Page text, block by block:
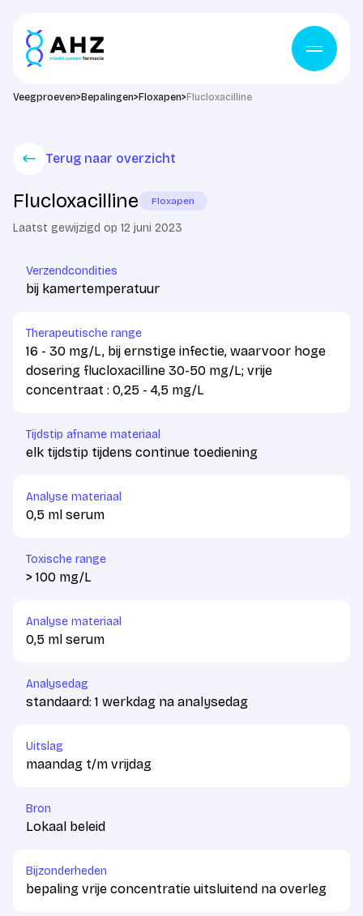
Veegproeven> Bepalingen> Floxapen> Flucloxacilline
Terug naar overzicht
Flucloxacilline Floxapen
Laatst gewijzigd op 12 juni 2023
Verzendcondities
bij kamertemperatuur
Therapeutische range
16 - 30 mg/L, bij ernstige infectie, waarvoor hoge
dosering flucloxacilline 30-50 mg/L; vrije
concentraat : 0,25 - 4,5 mg/L
Tijdstip afname materiaal
elk tijdstip tijdens continue toediening
Analyse materiaal
0,5 ml serum
Toxische range
> 100 mg/L
Analyse materiaal
0,5 ml serum
Analysedag
standaard: 1 werkdag na analysedag
Uitslag
maandag t/m vrijdag
Bron
Lokaal beleid
Bijzonderheden
bepaling vrije concentratie uitsluitend na overleg